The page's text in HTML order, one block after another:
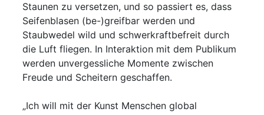
Staunen zu versetzen, und so passiert es, dass
Seifenblasen (be-)greifbar werden und
Staubwedel wild und schwerkraftbefreit durch
die Luft fliegen. In Interaktion mit dem Publikum
werden unvergessliche Momente zwischen
Freude und Scheitern geschaffen.
„Ich will mit der Kunst Menschen global